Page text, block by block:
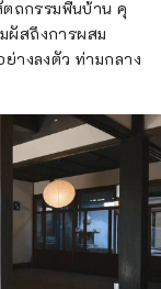
ตถกรรมพื้นบ้าน คุ
ผัสถึงการผสม
างลงตัว ท่ามกลาง